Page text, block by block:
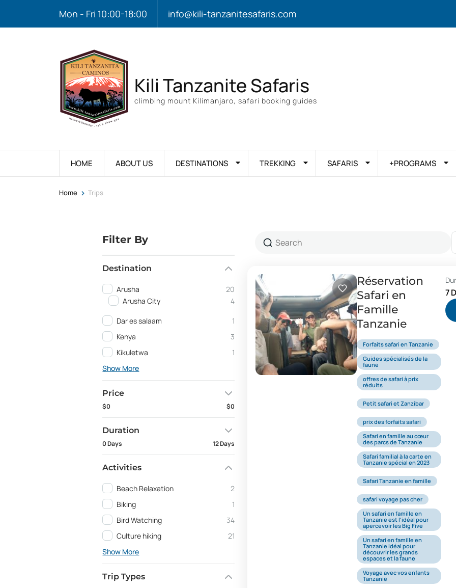
Mon - Fri 10:00-18:00 info@kili-tanzanitesafaris.com
Kili Tanzanite Safaris
climbing mount Kilimanjaro, safari booking guides
HOME ABOUT US DESTINATIONS TREKKING SAFARIS +PROGRAMS
Home > Trips
Filter By
Destination
Arusha
20
Arusha City
4
Dar es salaam
1
Kenya
3
Kikuletwa
1
Show More
Price
$0 $0
Duration
0 Days 12 Days
Activities
Beach Relaxation
2
Biking
1
Bird Watching
34
Culture hiking
21
Show More
Trip Types
Réservation
Safari en
Famille
Tanzanie
Forfaits safari en Tanzanie
Guides spécialisés de la
faune
offres de safari à prix
réduits
Petit safari et Zanzibar
prix des forfaits safari
Safari en famille au cœur
des parcs de Tanzanie
Safari familial à la carte en
Tanzanie spécial en 2023
Safari Tanzanie en famille
safari voyage pas cher
Un safari en famille en
Tanzanie est l'idéal pour
apercevoir les Big Five
Un safari en famille en
Tanzanie idéal pour
découvrir les grands
espaces et la faune
Voyage avec vos enfants
Tanzanie
7